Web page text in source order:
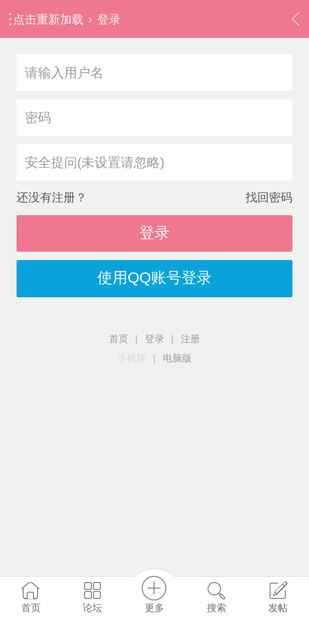
点击重新加载 › 登录
安全提问(未设置请忽略)
还没有注册？ 找回密码
登录
使用QQ账号登录
首页 | 登录 |
注册
手机版
| 电脑版
首页 论坛 更多 搜索 发帖